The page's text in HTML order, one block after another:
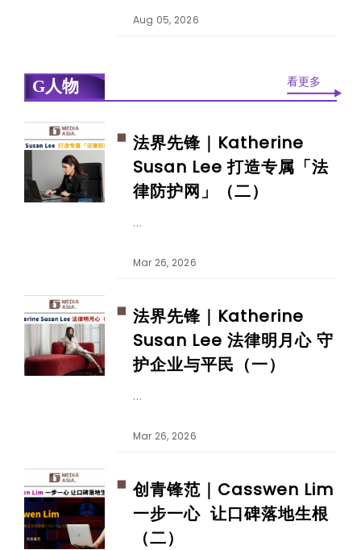
Aug 05, 2026
G人物 看更多
法界先锋｜Katherine
Susan Lee 打造专属「法
律防护网」（二）
Mar 26, 2026
法界先锋｜Katherine
Susan Lee 法律明月心 守
护企业与平民（一）
Mar 26, 2026
创青锋范｜Casswen Lim
一步一心 让口碑落地生根
（二）